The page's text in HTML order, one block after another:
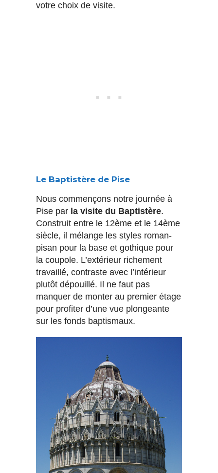
votre choix de visite.
Le Baptistère de Pise
Nous commençons notre journée à
Pise par la visite du Baptistère.
Construit entre le 12ème et le 14ème
siècle, il mélange les styles roman-
pisan pour la base et gothique pour
la coupole. L’extérieur richement
travaillé, contraste avec l’intérieur
plutôt dépouillé. Il ne faut pas
manquer de monter au premier étage
pour profiter d’une vue plongeante
sur les fonds baptismaux.